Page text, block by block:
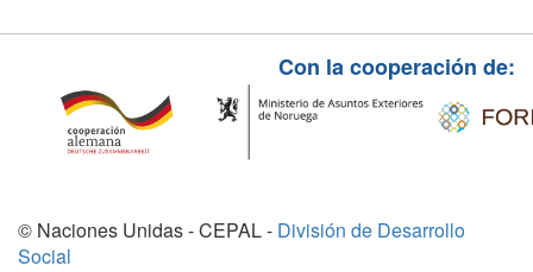
Con la cooperación de:
© Naciones Unidas - CEPAL - División de Desarrollo
Social